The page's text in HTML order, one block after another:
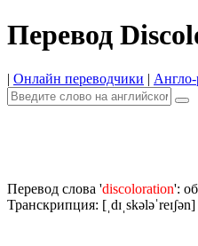
Перевод
| Онлайн переводчики | Англо-
Перевод слова 'discoloration':
Транскрипция: [ˌdɪˌskələˈreɪʃən]